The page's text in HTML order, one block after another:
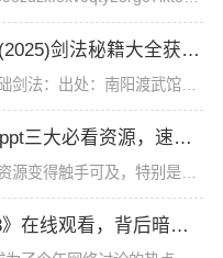
烟雨江湖剑法 烟雨江湖(2025)剑法秘籍大全获得途径
烟雨江湖剑法秘籍大全获得途径：基础剑法：出处：南阳渡武馆品阶：基础武学描述：基础剑法历来是初入江湖的侠士们都会修炼的一套入门剑法，虽然威力不强但胜在简单易学，毫不花哨。第十重(攻击120 招架120)
快冲！日本大片ppt免费ppt三大必看资源，速来抢！
随着互联网的飞速发展，越来越多的资源变得触手可及，特别是在影视、动画等领域，热门内容不断刷新观众的观影体验。今天，我们要分享的内容是关于“日本大片ppt免费ppt”的一些资源，且这些资源并非一般的在线
快冲！《女教师的味道3》在线观看，背后暗藏的秘密你不懂！